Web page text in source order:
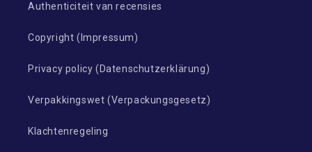
Authenticiteit van recensies
Copyright (Impressum)
Privacy policy (Datenschutzerklärung)
Verpakkingswet (Verpackungsgesetz)
Klachtenregeling